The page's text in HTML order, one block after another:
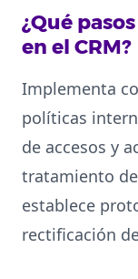
¿Qué
en el CRM?
Implementa
políticas
de accesos y
tratamiento
establece
rectificación